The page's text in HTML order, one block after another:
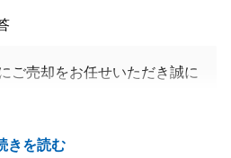
きを読む
ご売却をお任せいただき誠に